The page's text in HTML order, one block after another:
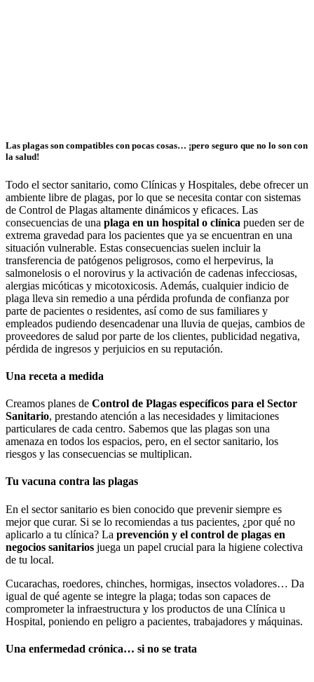
Las plagas son compatibles con pocas cosas… ¡pero seguro que no lo son con
la salud!
Todo el sector sanitario, como Clínicas y Hospitales, debe ofrecer un
ambiente libre de plagas, por lo que se necesita contar con sistemas
de Control de Plagas altamente dinámicos y eficaces. Las
consecuencias de una plaga en un hospital o clínica pueden ser de
extrema gravedad para los pacientes que ya se encuentran en una
situación vulnerable. Estas consecuencias suelen incluir la
transferencia de patógenos peligrosos, como el herpevirus, la
salmonelosis o el norovirus y la activación de cadenas infecciosas,
alergias micóticas y micotoxicosis. Además, cualquier indicio de
plaga lleva sin remedio a una pérdida profunda de confianza por
parte de pacientes o residentes, así como de sus familiares y
empleados pudiendo desencadenar una lluvia de quejas, cambios de
proveedores de salud por parte de los clientes, publicidad negativa,
pérdida de ingresos y perjuicios en su reputación.
Una receta a medida
Creamos planes de Control de Plagas específicos para el Sector
Sanitario, prestando atención a las necesidades y limitaciones
particulares de cada centro. Sabemos que las plagas son una
amenaza en todos los espacios, pero, en el sector sanitario, los
riesgos y las consecuencias se multiplican.
Tu vacuna contra las plagas
En el sector sanitario es bien conocido que prevenir siempre es
mejor que curar. Si se lo recomiendas a tus pacientes, ¿por qué no
aplicarlo a tu clínica? La prevención y el control de plagas en
negocios sanitarios juega un papel crucial para la higiene colectiva
de tu local.
Cucarachas, roedores, chinches, hormigas, insectos voladores… Da
igual de qué agente se integre la plaga; todas son capaces de
comprometer la infraestructura y los productos de una Clínica u
Hospital, poniendo en peligro a pacientes, trabajadores y máquinas.
Una enfermedad crónica… si no se trata